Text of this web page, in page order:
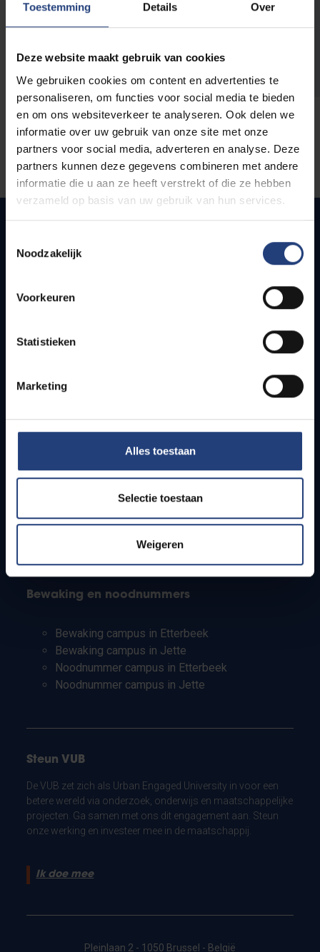
Toestemming Details Over
Deze website maakt gebruik van cookies
We gebruiken cookies om content en advertenties te
personaliseren, om functies voor social media te bieden
en om ons websiteverkeer te analyseren. Ook delen we
informatie over uw gebruik van onze site met onze
partners voor social media, adverteren en analyse. Deze
partners kunnen deze gegevens combineren met andere
informatie die u aan ze heeft verstrekt of die ze hebben
verzameld op basis van uw gebruik van hun services.
Noodzakelijk
Voorkeuren
Statistieken
Marketing
Alles toestaan
Selectie toestaan
Weigeren
Snel naar
Bereikbaarheid
Studenten
PhD-studenten
Leerkrachten en secundaire scholen
Bewaking en noodnummers
Bewaking campus in Etterbeek
Bewaking campus in Jette
Noodnummer campus in Etterbeek
Noodnummer campus in Jette
Steun VUB
De VUB zet zich als Urban Engaged University in voor een
betere wereld via onderzoek, onderwijs en maatschappelijke
projecten. Ga samen met ons dit engagement aan. Steun
onze werking en investeer mee in de maatschappij.
Ik doe mee
Pleinlaan 2 - 1050 Brussel - België